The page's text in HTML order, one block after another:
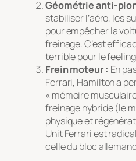
Géométrie anti-
stabiliser l’aéro, les
pour empêcher la
freinage. C’est
terrible pour le feeling
Frein moteur : En
Ferrari, Hamilton a
« mémoire
freinage hybride (le
physique et
Unit Ferrari est
celle du bloc